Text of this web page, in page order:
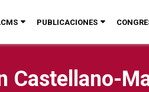
PUBLICACIONES
Castellano-